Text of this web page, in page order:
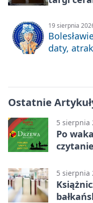
19 sierpnia
daty,
Ostatnie
5 sierpnia
Po
5 sierpnia